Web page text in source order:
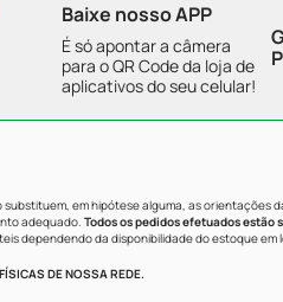
Baixe nosso APP
É só apontar a câmera
para o QR Code da loja de
aplicativos do seu celular!
em hipótese alguma, as orientações
adequado. Todos os pedidos efetuados
dependendo da disponibilidade do estoque em
DE NOSSA REDE.